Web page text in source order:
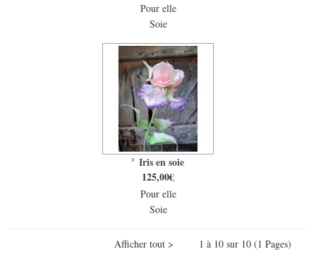
Pour elle
Soie
Iris en soie
125,00€
Pour elle
Soie
Afficher tout > 1 à 10 sur 10 (1 Pages)